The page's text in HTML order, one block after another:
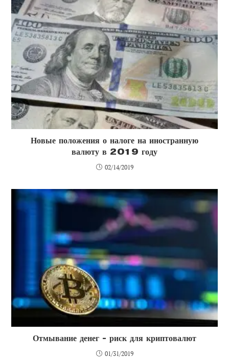
Новые положения о налоге на иностранную
валюту в 2019 году
02/14/2019
Отмывание денег - риск для криптовалют
01/31/2019